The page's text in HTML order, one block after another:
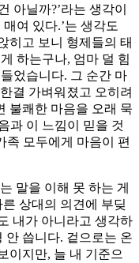
아닐까?’라는 생각이
여 있다.’는 생각도
히고 보니 형제들의 태
하는구나, 엄마 덜 힘
었습니다. 그 순간 마
결 가벼워졌고 오히려
불쾌한 마음을 오래 묵
과 이 느낌이 믿을 것
족 모두에게 마음이 편
말을 이해 못 하는 게
상대의 의견에 부딪
내가 아니라고 생각하
안 씁니다. 겉으로는 온
이지만, 늘 내 기준으